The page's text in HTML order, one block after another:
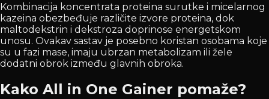
Kombinacija koncentrata proteina surutke i micelarnog
kazeina obezbeđuje različite izvore proteina, dok
maltodekstrin i dekstroza doprinose energetskom
unosu. Ovakav sastav je posebno koristan osobama koje
su u fazi mase, imaju ubrzan metabolizam ili žele
dodatni obrok između glavnih obroka.
Kako All in One Gainer pomaže?